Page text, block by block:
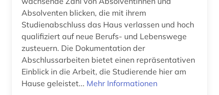
drehbuch (3)
dresden (1)
dreyfus-affäre (1)
druck (1)
druckschrift (1)
Absolventen blicken, die mit ihrem
Studienabschluss das Haus verlassen und hoch
qualifiziert auf neue Berufs- und Lebenswege
zusteuern. Die Dokumentation der
Abschlussarbeiten bietet einen repräsentativen
Einblick in die Arbeit, die Studierende hier am
Hause geleistet... Mehr Informationen